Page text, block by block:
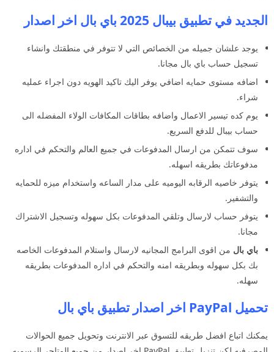
الجديد في تطبيق بيبال 2025 باي بال اخر اصدار
يوجد علشان جميله من الخصائص التي لا تتوفر في منطقتك وانشاء
تسجيل حساب باي بال مجانا.
اضافه مستوى حمايه اضافي يوفر اليك تاكيد الهويه دون اجراء عمليه
شراء.
يوم كده تيسير الاعمال واضافه بطاقات المكافات الولاء المفضله الى
حساب بيبال للدفع السريع.
سوف تتمكن من ارسال المدفوعات في جميع العالم والتحكم في اداره
مدفوعاتك بطريقه اسهله.
يتوفر خاصيه الرقابه اليوميه على مدار الساعه واستخدام ميزه للحمايه
والتشفير.
يتوفر حساب لارسال وتلقي المدفوعات بكل سهوله وتسجيل الاشتراك
مجانا.
باي بال من اقوى البرامج المجانيه لارسال واستلام المدفوعات الخاصه
بك بكل سهوله وبطريقه امنه والتحكم في اداره المدفوعات بطريقه
سهله.
تحميل PayPal اخر اصدار تطبيق باي بال
يمكنك اتباع افضل طريقه للتسوق عبر الانترنت وتحويل جميع الحوالات